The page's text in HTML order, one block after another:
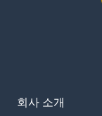
회사 소개